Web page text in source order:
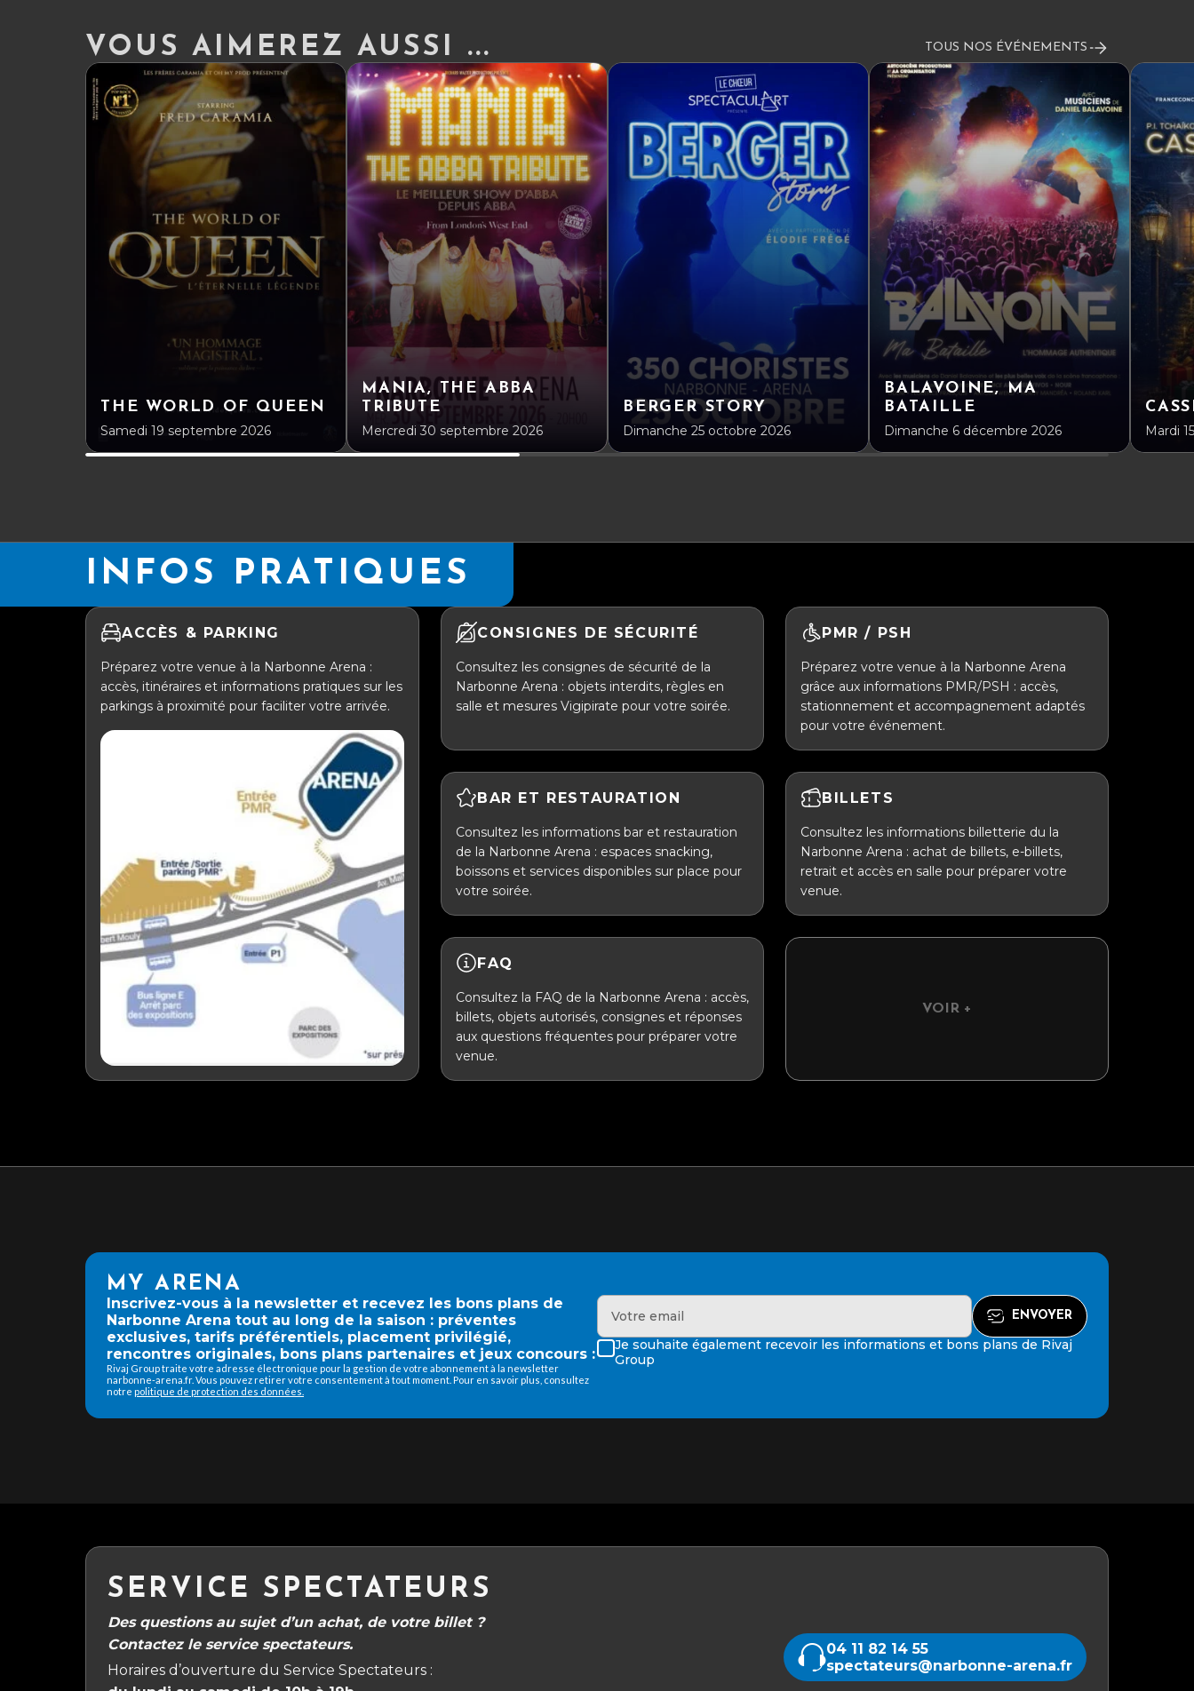
VOUS AIMEREZ AUSSI ... TOUS NOS ÉVÉNEMENTS
THE WORLD OF QUEEN
Samedi 19 septembre 2026
MANIA, THE ABBA
TRIBUTE
Mercredi 30 septembre 2026
BERGER STORY
Dimanche 25 octobre 2026
BALAVOINE, MA
BATAILLE
Dimanche 6 décembre 2026 Mardi
INFOS PRATIQUES
ACCÈS & PARKING
Préparez votre venue à la Narbonne Arena :
accès, itinéraires et informations pratiques sur les
parkings à proximité pour faciliter votre arrivée.
CONSIGNES DE SÉCURITÉ
Consultez les consignes de sécurité de la
Narbonne Arena : objets interdits, règles en
salle et mesures Vigipirate pour votre soirée.
PMR / PSH
Préparez votre venue à la Narbonne Arena
grâce aux informations PMR/PSH : accès,
stationnement et accompagnement adaptés
pour votre événement.
BAR ET RESTAURATION
Consultez les informations bar et restauration
de la Narbonne Arena : espaces snacking,
boissons et services disponibles sur place pour
votre soirée.
BILLETS
Consultez les informations billetterie du la
Narbonne Arena : achat de billets, e-billets,
retrait et accès en salle pour préparer votre
venue.
FAQ
Consultez la FAQ de la Narbonne Arena : accès,
billets, objets autorisés, consignes et réponses
aux questions fréquentes pour préparer votre
venue.
VOIR +
MY ARENA
Inscrivez-vous à la newsletter et recevez les bons plans de
Narbonne Arena tout au long de la saison : préventes
exclusives, tarifs préférentiels, placement privilégié,
rencontres originales, bons plans partenaires et jeux concours :
Rivaj Group traite votre adresse électronique pour la gestion de votre abonnement à la newsletter
narbonne-arena.fr. Vous pouvez retirer votre consentement à tout moment. Pour en savoir plus, consultez
notre politique de protection des données.
Je souhaite également recevoir les informations et bons plans de Rivaj
Group
SERVICE SPECTATEURS
Des questions au sujet d’un achat, de votre billet ?
Contactez le service spectateurs.
Horaires d’ouverture du Service Spectateurs :
04 11 82 14 55
spectateurs@narbonne-arena.fr